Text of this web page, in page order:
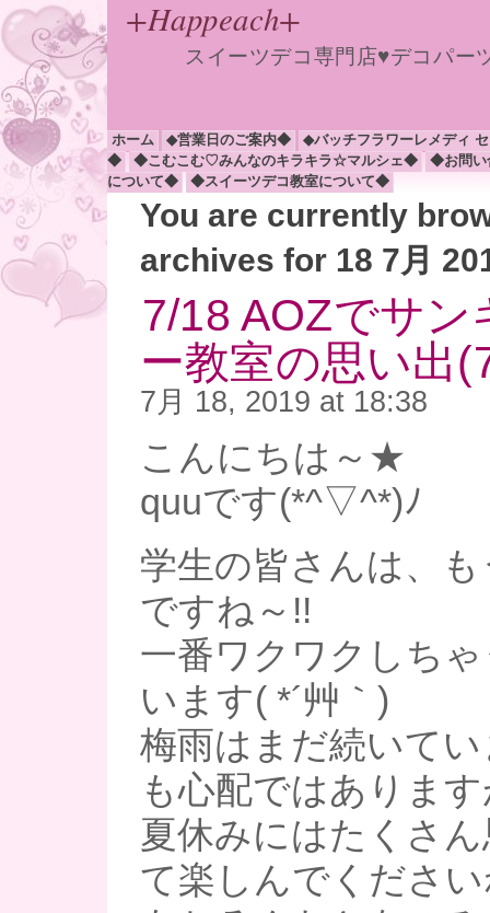
+Happeach+
スイーツデコ専門店♥デコパ
ホーム ◆営業日のご案内◆
◆バッチフラワーレメディ
◆
◆こむこむ♡みんなのキラキラ☆マルシェ◆
◆お問
について◆
◆スイーツデコ教室について◆
You are currently
archives for 18 7月
7/18 AOZでサン
ー教室の思い出
7月 18, 2019 at 18:38
こんにちは～★
quuです(*^▽^*)ﾉ
学生の皆さんは、
ですね～!!
一番ワクワクしち
います( *´艸｀)
梅雨はまだ続いて
も心配ではありま
夏休みにはたくさ
て楽しんでくださ